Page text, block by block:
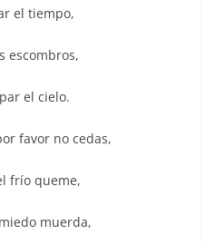
el tiempo,
escombros,
el cielo.
favor no cedas,
frío queme,
muerda,